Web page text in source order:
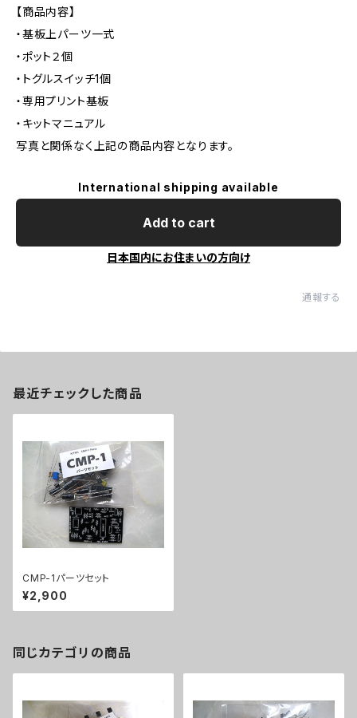
【商品内容】
・基板上パーツ一式
・ポット２個
・トグルスイッチ1個
・専用プリント基板
・キットマニュアル
写真と関係なく上記の商品内容となります。
International shipping available
Add to cart
日本国内にお住まいの方向け
通報する
最近チェックした商品
CMP-1パーツセット
¥2,900
同じカテゴリの商品